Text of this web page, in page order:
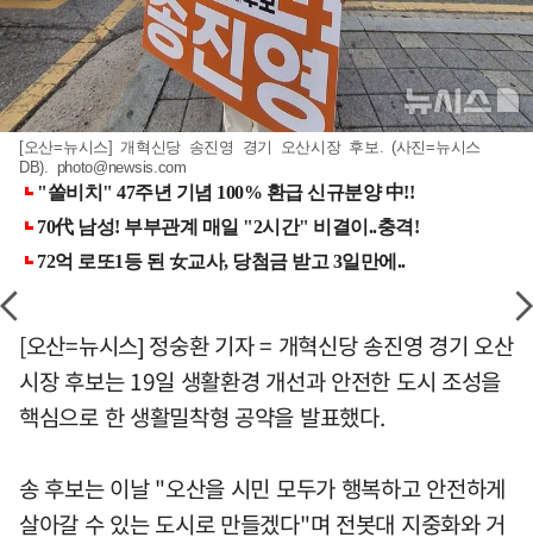
[오산=뉴시스] 개혁신당 송진영 경기 오산시장 후보. (사진=뉴시스
DB). photo@newsis.com
[오산=뉴시스] 정숭환 기자 = 개혁신당 송진영 경기 오산
시장 후보는 19일 생활환경 개선과 안전한 도시 조성을
핵심으로 한 생활밀착형 공약을 발표했다.
송 후보는 이날 "오산을 시민 모두가 행복하고 안전하게
살아갈 수 있는 도시로 만들겠다"며 전봇대 지중화와 거